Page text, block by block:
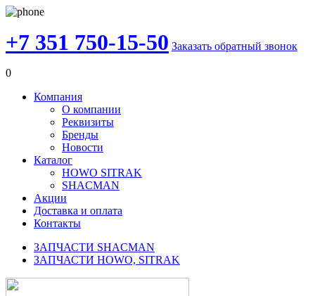
+7 351 750-15-50 Заказать обратный звонок
0
Компания
О компании
Реквизиты
Бренды
Новости
Каталог
HOWO SITRAK
SHACMAN
Акции
Доставка и оплата
Контакты
ЗАПЧАСТИ SHACMAN
ЗАПЧАСТИ HOWO, SITRAK